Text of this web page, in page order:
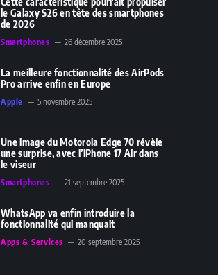
le Galaxy S26 en tête des smartphones
de 2026
Smartphones 26 décembre 2025
La meilleure fonctionnalité des AirPods
Pro arrive enfin en Europe
Apple 5 novembre 2025
Une image du Motorola Edge 70 révèle
une surprise, avec l’iPhone 17 Air dans
le viseur
Smartphones 21 septembre 2025
WhatsApp va enfin introduire la
fonctionnalité qui manquait
Apps & Services 20 septembre 2025